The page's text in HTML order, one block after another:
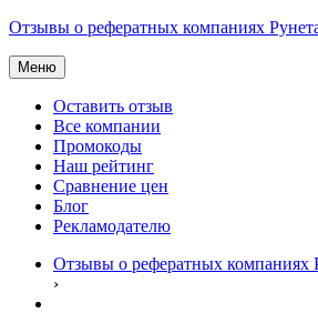
Отзывы о рефератных компаниях
Меню
Оставить отзыв
Все компании
Промокоды
Наш рейтинг
Сравнение цен
Блог
Рекламодателю
Отзывы о рефератных компаниях
›